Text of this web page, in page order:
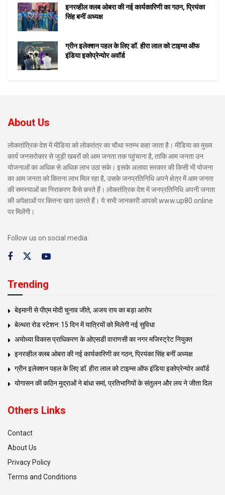
इनरव्हील क्लब ओबरा की नई कार्यकारिणी का गठन, प्रियंका
सिंह बनीं अध्यक्ष
ग्रीन इलेक्शन पहल के लिए डॉ. हीरा लाल को टाइम्स ऑफ
इंडिया इकोप्रेन्योर अवॉर्ड
About Us
लोकतांत्रिक देश में मीडिया को लोकतंत्र का चौथा स्तम्भ कहा जाता है। मीडिया का मुख्य
कार्य जनसरोकार से जुड़ी खबरों को आम जनता तक पहुंचाना है, ताकि आम जनता उन
योजनाओं का अधिक से अधिक लाभ उठा सके। इसके अलावा सरकार की किसी भी योजना
का आम जनता को कितना लाभ मिल रहा है, उसके जनप्रतिनिधि अपने क्षेत्र में आम जनता
की समस्याओं का निराकरण कैसे करते हैं। लोकतंत्रिक देश में जनप्रतिनिधि अपनी जनता
की अपेक्षाओं पर कितना खरा उतरते हैं। ये सभी जानकारी आपको www.up80.online
पर मिलेंगी।
Follow us on social media:
Trending
बेइमानी से पीएम मोदी चुनाव जीते, अजय राय का बड़ा आरोप
बेल्थरा रोड स्टेशन: 15 दिन में यात्रियों को मिलेगी नई सुविधा
अयोध्या विकास प्राधिकरण के ओएसडी वाराणसी का नगर मजिस्ट्रेट नियुक्त
इनरव्हील क्लब ओबरा की नई कार्यकारिणी का गठन, प्रियंका सिंह बनीं अध्यक्ष
ग्रीन इलेक्शन पहल के लिए डॉ. हीरा लाल को टाइम्स ऑफ इंडिया इकोप्रेन्योर अवॉर्ड
योगासन की कठिन मुद्राओं ने बांधा समां, प्रतिभागियों के संतुलन और लय ने जीता दिल
Others Links
Contact
About Us
Privacy Policy
Terms and Conditions